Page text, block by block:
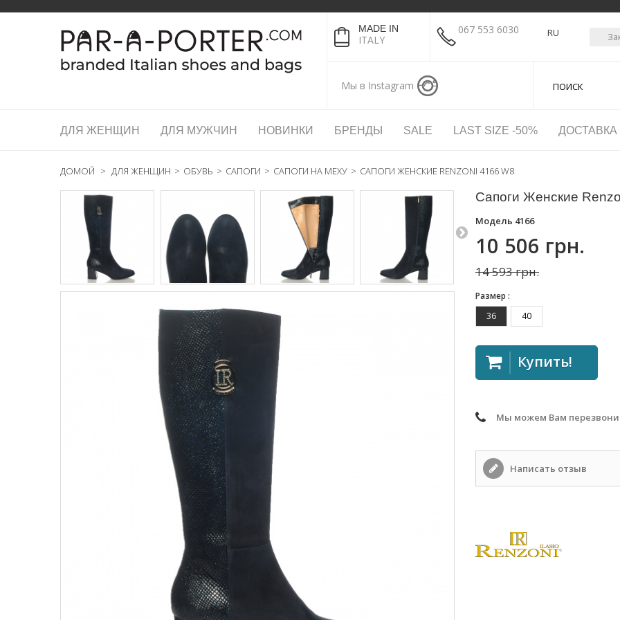
MADE IN
ITALY
067 553 6030
Мы в Instagram
RU
ДЛЯ ЖЕНЩИН ДЛЯ МУЖЧИН НОВИНКИ БРЕНДЫ SALE LAST SIZE -50%
ДОМОЙ > ДЛЯ ЖЕНЩИН > ОБУВЬ > САПОГИ > САПОГИ НА МЕХУ > САПОГИ ЖЕНСКИЕ RENZONI 4166 W8
Сапоги Женские
Модель 4166
10 506 грн.
14 593 грн.
Размер :
36
40
Купить!
Мы можем Вам
Написать отзыв